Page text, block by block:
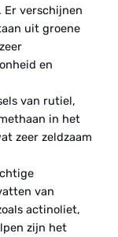
verschijnen
uit groene
en
van rutiel,
in het
zeer zeldzaam
van
actinoliet,
zijn het